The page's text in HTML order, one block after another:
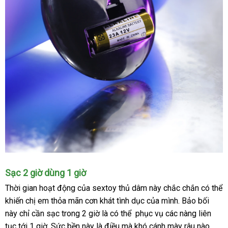
danh
sách
của
remote
Sạc 2 giờ dùng 1 giờ
Thời gian hoạt động thương
hiệu
của sextoy thủ dâm này chắc chắn báo
giá
có thể
khiến chị em thỏa mãn cơn khát tình dục tiki
của mìnhtheo
yêu
. Bảo bối
này chỉ cần sạc trong 2 giờlà amazon
có thể chiết
phục vụ nơi
các nàng liên